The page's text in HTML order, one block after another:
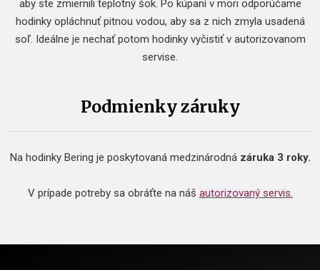
aby ste zmiernili teplotný šok. Po kúpaní v mori odporúčame
hodinky opláchnuť pitnou vodou, aby sa z nich zmyla usadená
soľ. Ideálne je nechať potom hodinky vyčistiť v autorizovanom
servise.
Podmienky záruky
Na hodinky Bering je poskytovaná medzinárodnázáruka 3 roky.
V prípade potreby sa obráťte na náš autorizovaný servis.